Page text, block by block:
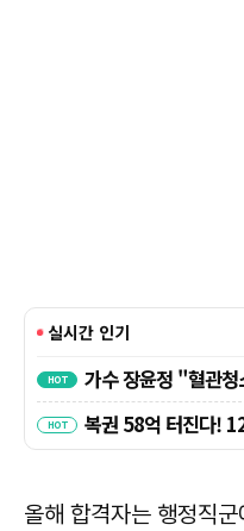
올해 합격자는 행정직